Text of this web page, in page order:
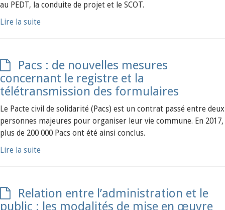
au PEDT, la conduite de projet et le SCOT.
Lire la suite
Pacs : de nouvelles mesures
concernant le registre et la
télétransmission des formulaires
Le Pacte civil de solidarité (Pacs) est un contrat passé entre deux
personnes majeures pour organiser leur vie commune. En 2017,
plus de 200 000 Pacs ont été ainsi conclus.
Lire la suite
Relation entre l’administration et le
public : les modalités de mise en œuvre